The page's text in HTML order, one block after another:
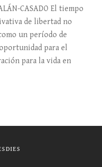
CASADO El tiempo
de libertad no
un período de
para el
para la vida en